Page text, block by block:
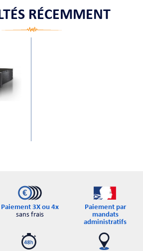
RÉCEMMENT
Paiement 3X ou 4x
sans frais
Paiement par
mandats
administratifs